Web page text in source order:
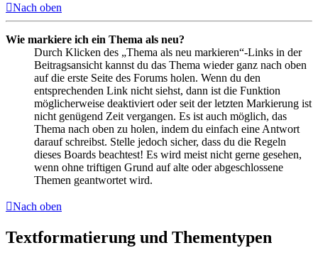
Nach oben
Wie markiere ich ein Thema als neu?
Durch Klicken des „Thema als neu markieren“-Links in der
Beitragsansicht kannst du das Thema wieder ganz nach oben
auf die erste Seite des Forums holen. Wenn du den
entsprechenden Link nicht siehst, dann ist die Funktion
möglicherweise deaktiviert oder seit der letzten Markierung ist
nicht genügend Zeit vergangen. Es ist auch möglich, das
Thema nach oben zu holen, indem du einfach eine Antwort
darauf schreibst. Stelle jedoch sicher, dass du die Regeln
dieses Boards beachtest! Es wird meist nicht gerne gesehen,
wenn ohne triftigen Grund auf alte oder abgeschlossene
Themen geantwortet wird.
Nach oben
Textformatierung und Thementypen